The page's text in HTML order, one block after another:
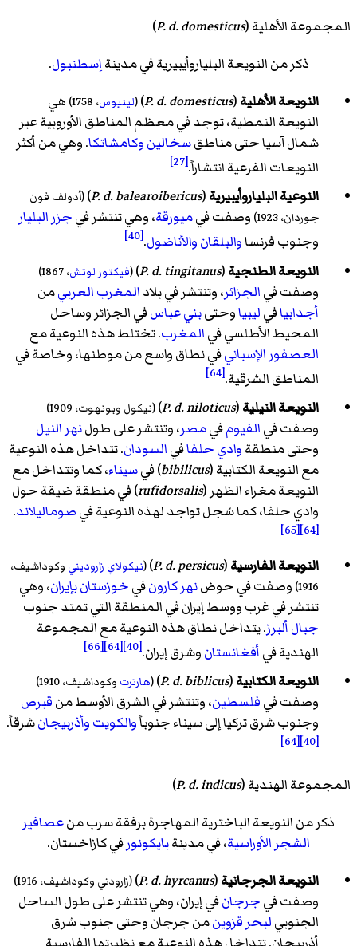
المجموعة الأهلية (P. d. domesticus
)
ذكر من النويعة البلياروأيبيرية في مدينةإسطنبول.
النويعة الأهلية(
P. d. domesticus
) ‏
(لينيوس، 1758)
هي
النويعة النمطية، توجد في معظم المناطق الأوروبية عبر
شمال آسيا حتى مناطقسخالينوكامشاتكا. وهي من أكثر
النويعات الفرعية انتشاراً.[27]
النوعية البلياروأيبيرية(
P. d. balearoibericus
) ‏(أدولف فون
جوردان، 1923)
وصفت فيميورقة، وهي تنتشر فيجزر البليار
وجنوب فرنساوالبلقانوالأناضول.
[40]
النويعة الطنجية(
P. d. tingitanus
) ‏
(فيكتور لوتش، 1867)
وصفت فيالجزائر، وتنتشر في بلادالمغرب العربيمن
أجدابيافيليبياوحتىبني عباسفي الجزائر وساحل
المحيط الأطلسي فيالمغرب. تختلط هذه النوعية مع
العصفور الإسبانيفي نطاق واسع من موطنها، وخاصة في
المناطق الشرقية.[64]
النويعة النيلية(
P. d. niloticus
) ‏(نيكول وبونهوت، 1909)
وصفت فيالفيومفيمصر، وتنتشر على طولنهر النيل
وحتى منطقةوادي حلفافيالسودان. تتداخل هذه النوعية
مع النويعة الكتابية (bibilicus) فيسيناء، كما وتتداخل مع
النويعة مغراء الظهر (rufidorsalis) في منطقة ضيقة حول
وادي حلفا، كما سُجل تواجد لهذه النوعية فيصوماليلاند.
[64]
[65]
النويعة الفارسية(
P. d. persicus
) ‏
(نيكولاي زاروديني وكوداشيف،
1916) وصفت في حوضنهر كارونفيخوزستانبإيران، وهي
تنتشر في غرب ووسط إيران في المنطقة التي تمتد جنوب
جبال ألبرز. يتداخل نطاق هذه النوعية مع المجموعة
الهندية فيأفغانستانوشرق إيران.[40]
[64]
[66]
النويعة الكتابية(
P. d. biblicus
) ‏
(هارترت وكوداشيف، 1910)
وصفت فيفلسطين، وتنتشر في الشرق الأوسط منقبرص
وجنوب شرق تركيا إلى سيناء جنوباًوالكويتوأذربيجانشرقاً.
[40]
[64]
المجموعة الهندية (P. d. indicus
)
ذكر من النويعة الباخترية المهاجرة برفقة سرب منعصافير
الشجر الأوراسية، في مدينةبايكونورفي كازاخستان.
النويعة الجرجانية(
P. d. hyrcanus
) ‏(زارودني وكوداشيف، 1916)
وصفت فيجرجانفي إيران، وهي تنتشر على طول الساحل
الجنوبيلبحر قزوينمن جرجان وحتى جنوب شرق